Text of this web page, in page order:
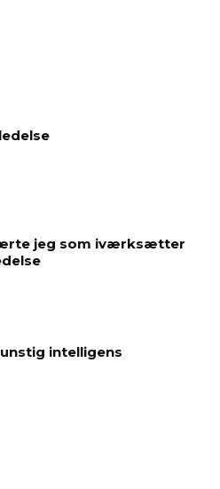
jeg som iværksætter
intelligens